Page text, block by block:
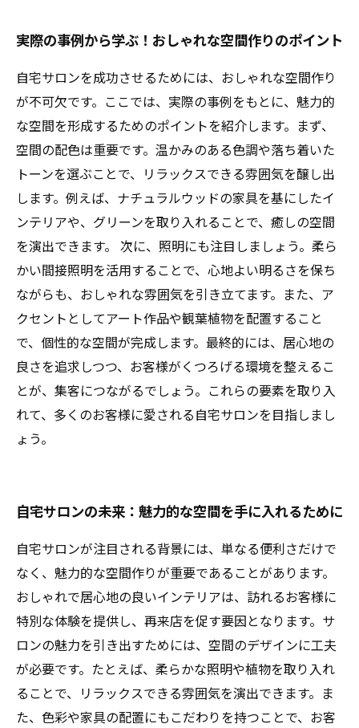
実際の事例から学ぶ！おしゃれな空間作りのポイント
自宅サロンを成功させるためには、おしゃれな空間作り
が不可欠です。ここでは、実際の事例をもとに、魅力的
な空間を形成するためのポイントを紹介します。まず、
空間の配色は重要です。温かみのある色調や落ち着いた
トーンを選ぶことで、リラックスできる雰囲気を醸し出
します。例えば、ナチュラルウッドの家具を基にしたイ
ンテリアや、グリーンを取り入れることで、癒しの空間
を演出できます。 次に、照明にも注目しましょう。柔ら
かい間接照明を活用することで、心地よい明るさを保ち
ながらも、おしゃれな雰囲気を引き立てます。また、ア
クセントとしてアート作品や観葉植物を配置すること
で、個性的な空間が完成します。最終的には、居心地の
良さを追求しつつ、お客様がくつろげる環境を整えるこ
とが、集客につながるでしょう。これらの要素を取り入
れて、多くのお客様に愛される自宅サロンを目指しまし
ょう。
自宅サロンの未来：魅力的な空間を手に入れるために
自宅サロンが注目される背景には、単なる便利さだけで
なく、魅力的な空間作りが重要であることがあります。
おしゃれで居心地の良いインテリアは、訪れるお客様に
特別な体験を提供し、再来店を促す要因となります。サ
ロンの魅力を引き出すためには、空間のデザインに工夫
が必要です。たとえば、柔らかな照明や植物を取り入れ
ることで、リラックスできる雰囲気を演出できます。ま
た、色彩や家具の配置にもこだわりを持つことで、お客